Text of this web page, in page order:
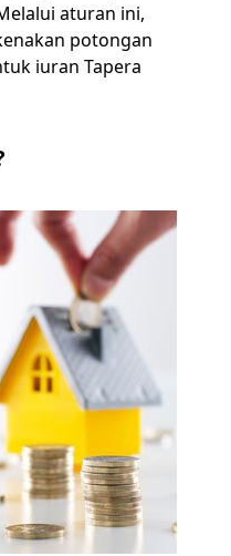
aturan ini,
potongan
iuran Tapera